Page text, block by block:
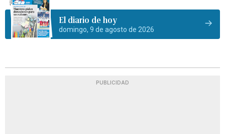
El diario de hoy
domingo, 9 de agosto de 2026
PUBLICIDAD